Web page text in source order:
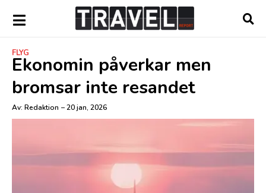
FLYG
Ekonomin påverkar men
bromsar inte resandet
Av: Redaktion –20 jan, 2026